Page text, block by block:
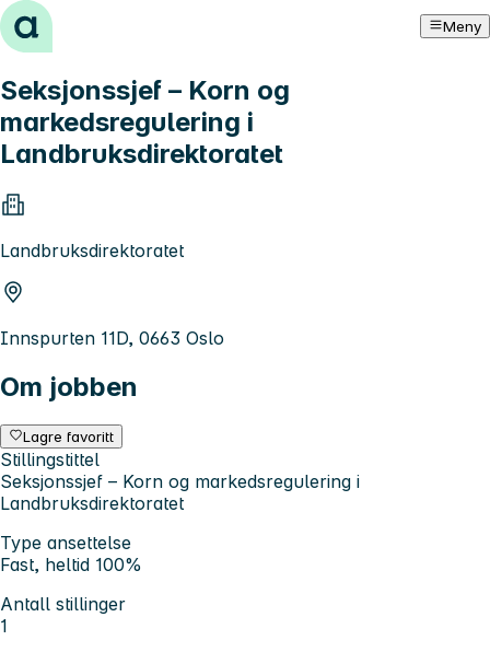
Hopp til innhold Meny
Seksjonssjef – Korn og
markedsregulering i
Landbruksdirektoratet
Landbruksdirektoratet
Innspurten 11D, 0663 Oslo
Om jobben
Lagre favoritt
Stillingstittel
Seksjonssjef – Korn og markedsregulering i
Landbruksdirektoratet
Type ansettelse
Fast, heltid 100%
Antall stillinger
1